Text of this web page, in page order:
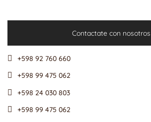
Contactate con nosotros
+598 92 760 660
+598 99 475 062
+598 24 030 803
+598 99 475 062